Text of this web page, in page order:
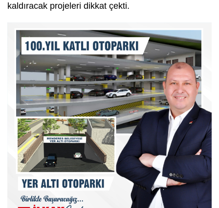
kaldıracak projeleri dikkat çekti.